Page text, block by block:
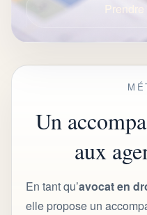
Un
aux
En tant qu’avocat en
elle propose un